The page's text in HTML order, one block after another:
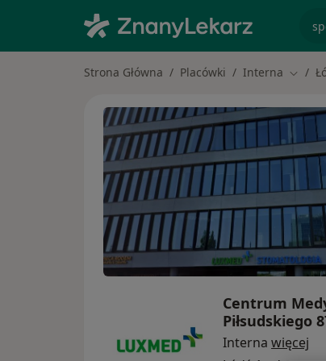
Strona Główna Placówki Interna Zmień
Centrum
Piłsudskiego
Interna więcej